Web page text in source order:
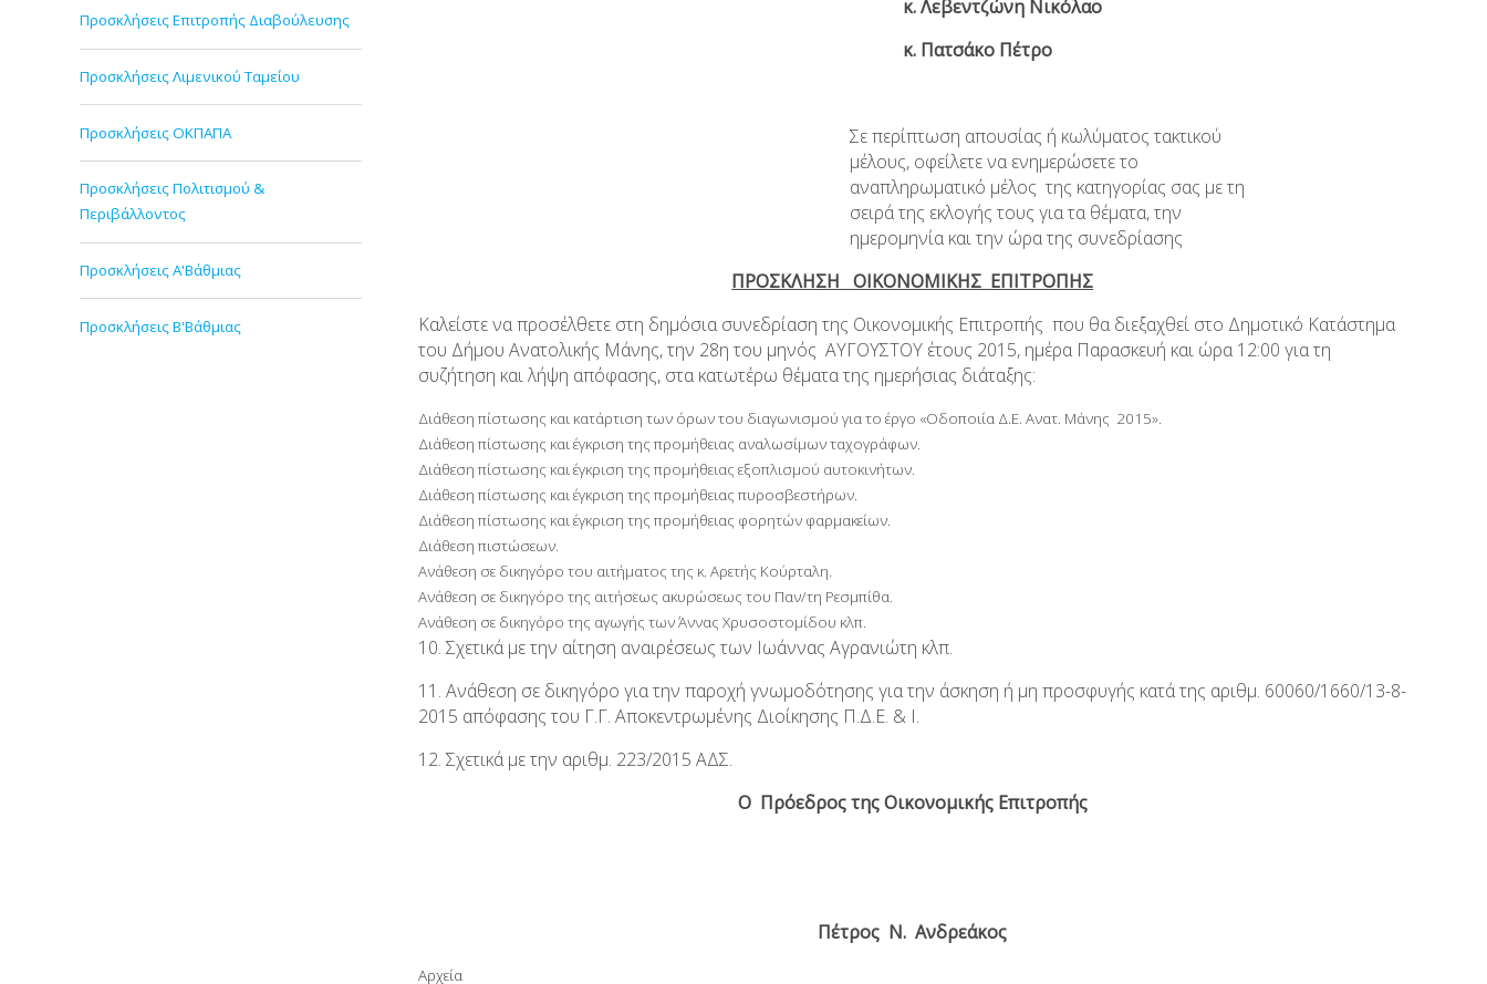
Προσκλήσεις Επιτροπής Διαβούλευσης
Προσκλήσεις Λιμενικού Ταμείου
Προσκλήσεις ΟΚΠΑΠΑ
Προσκλήσεις Πολιτισμού &
Περιβάλλοντος
Προσκλήσεις Α'Βάθμιας
Προσκλήσεις Β'Βάθμιας
κ. Λεβεντζώνη Νικόλαο
κ. Πατσάκο Πέτρο
Σε περίπτωση απουσίας ή κωλύματος τακτικού
μέλους, οφείλετε να ενημερώσετε το
αναπληρωματικό μέλος της κατηγορίας σας με τη
σειρά της εκλογής τους για τα θέματα, την
ημερομηνία και την ώρα της συνεδρίασης
ΠΡΟΣΚΛΗΣΗ ΟΙΚΟΝΟΜΙΚΗΣ ΕΠΙΤΡΟΠΗΣ
Καλείστε να προσέλθετε στη δημόσια συνεδρίαση της Οικονομικής Επιτροπής που θα διεξαχθεί στο Δημοτικό Κατάστημα
του Δήμου Ανατολικής Μάνης, την 28η του μηνός ΑΥΓΟΥΣΤΟΥ έτους 2015, ημέρα Παρασκευή και ώρα 12:00 για τη
συζήτηση και λήψη απόφασης, στα κατωτέρω θέματα της ημερήσιας διάταξης:
Διάθεση πίστωσης και κατάρτιση των όρων του διαγωνισμού για το έργο «Οδοποιία Δ.Ε. Ανατ. Μάνης 2015».
Διάθεση πίστωσης και έγκριση της προμήθειας αναλωσίμων ταχογράφων.
Διάθεση πίστωσης και έγκριση της προμήθειας εξοπλισμού αυτοκινήτων.
Διάθεση πίστωσης και έγκριση της προμήθειας πυροσβεστήρων.
Διάθεση πίστωσης και έγκριση της προμήθειας φορητών φαρμακείων.
Διάθεση πιστώσεων.
Ανάθεση σε δικηγόρο του αιτήματος της κ. Αρετής Κούρταλη.
Ανάθεση σε δικηγόρο της αιτήσεως ακυρώσεως του Παν/τη Ρεσμπίθα.
Ανάθεση σε δικηγόρο της αγωγής των Άννας Χρυσοστομίδου κλπ.
10. Σχετικά με την αίτηση αναιρέσεως των Ιωάννας Αγρανιώτη κλπ.
11. Ανάθεση σε δικηγόρο για την παροχή γνωμοδότησης για την άσκηση ή μη προσφυγής κατά της αριθμ. 60060/1660/13-8-
2015 απόφασης του Γ.Γ. Αποκεντρωμένης Διοίκησης Π.Δ.Ε. & Ι.
12. Σχετικά με την αριθμ. 223/2015 ΑΔΣ.
Ο Πρόεδρος της Οικονομικής Επιτροπής
Πέτρος Ν. Ανδρεάκος
Αρχεία